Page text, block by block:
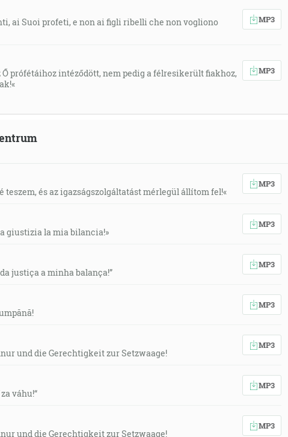
ai Suoi profeti, e non ai figli ribelli che non vogliono
MP3
Ő prófétáihoz intéződött, nem pedig a félresikerült fiakhoz,
MP3
teszem, és az igazságszolgáltatást mérlegül állítom fel!«
MP3
giustizia la mia bilancia!»
MP3
justiça a minha balança!”
MP3
MP3
und die Gerechtigkeit zur Setzwaage!
MP3
váhu!“
MP3
und die Gerechtigkeit zur Setzwaage!
MP3